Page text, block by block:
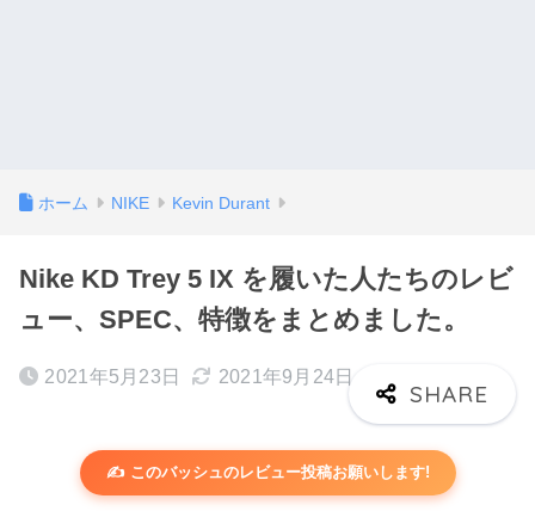
ホーム NIKE Kevin Durant
Nike KD Trey 5 IX を履いた人たちのレビ
ュー、SPEC、特徴をまとめました。
2021年5月23日 2021年9月24日
✍️ このバッシュのレビュー投稿お願いします!